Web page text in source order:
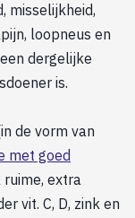
misselijkheid,
loopneus en
dergelijke
is.
de vorm van
met goed
extra
vit. C, D, zink en